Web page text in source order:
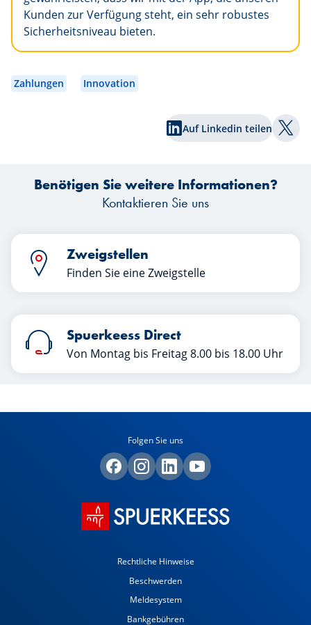
Kunden zur Verfügung steht, ein sehr robustes
Sicherheitsniveau bieten.
Zahlungen Innovation
Auf Linkedin teilen Auf
Benötigen Sie weitere Informationen?
Kontaktieren Sie uns
Zweigstellen
Finden Sie eine Zweigstelle
Spuerkeess Direct
Von Montag bis Freitag 8.00 bis 18.00 Uhr
Folgen Sie uns
Rechtliche Hinweise
Beschwerden
Meldesystem
Bankgebühren